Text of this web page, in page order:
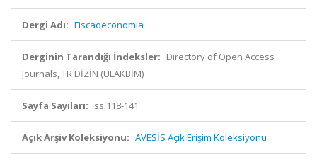
Dergi Adı: Fiscaoeconomia
Derginin Tarandığı İndeksler: Directory of Open Access
Journals, TR DİZİN (ULAKBİM)
Sayfa Sayıları: ss.118-141
Açık Arşiv Koleksiyonu: AVESİS Açık Erişim Koleksiyonu